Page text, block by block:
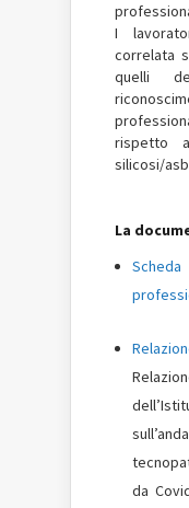
I
correlata
quelli
rispetto
silicosi/
La
da